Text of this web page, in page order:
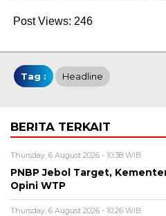
Post Views: 246
Tag : Headline
BERITA TERKAIT
Thursday, 6 August 2026 - 10:38 WIB
PNBP Jebol Target,
Opini WTP
Thursday, 6 August 2026 - 10:26 WIB